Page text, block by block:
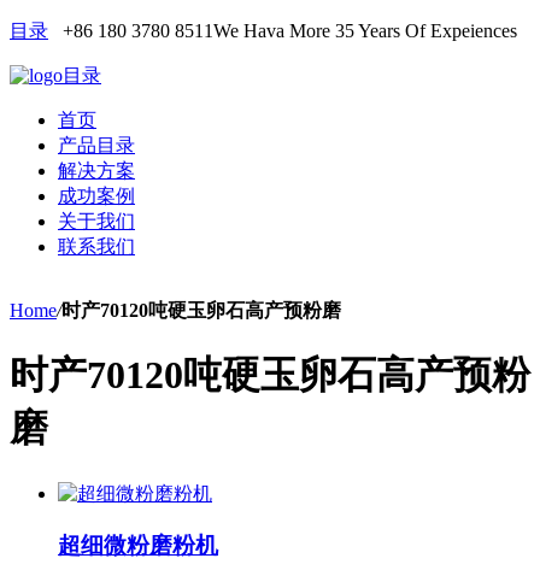
目录 +86 180 3780 8511We Hava More 35 Years Of Expeiences
目录
首页
产品目录
解决方案
成功案例
关于我们
联系我们
Home/时产70120吨硬玉卵石高产预粉磨
时产70120吨硬玉卵石高产预粉
磨
超细微粉磨粉机